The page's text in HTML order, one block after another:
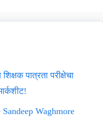
पात्रता परीक्षेचा
Waghmore